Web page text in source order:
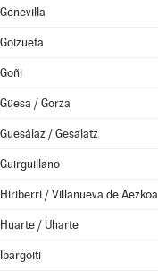
Genevilla
Goizueta
Goñi
Güesa / Gorza
Guesálaz / Gesalatz
Guirguillano
Hiriberri / Villanueva de Aezkoa
Huarte / Uharte
Ibargoiti